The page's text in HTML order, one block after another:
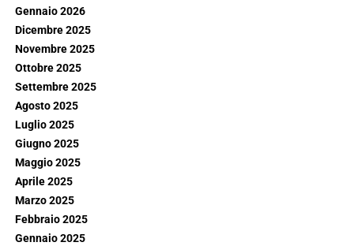
Gennaio 2026
Dicembre 2025
Novembre 2025
Ottobre 2025
Settembre 2025
Agosto 2025
Luglio 2025
Giugno 2025
Maggio 2025
Aprile 2025
Marzo 2025
Febbraio 2025
Gennaio 2025